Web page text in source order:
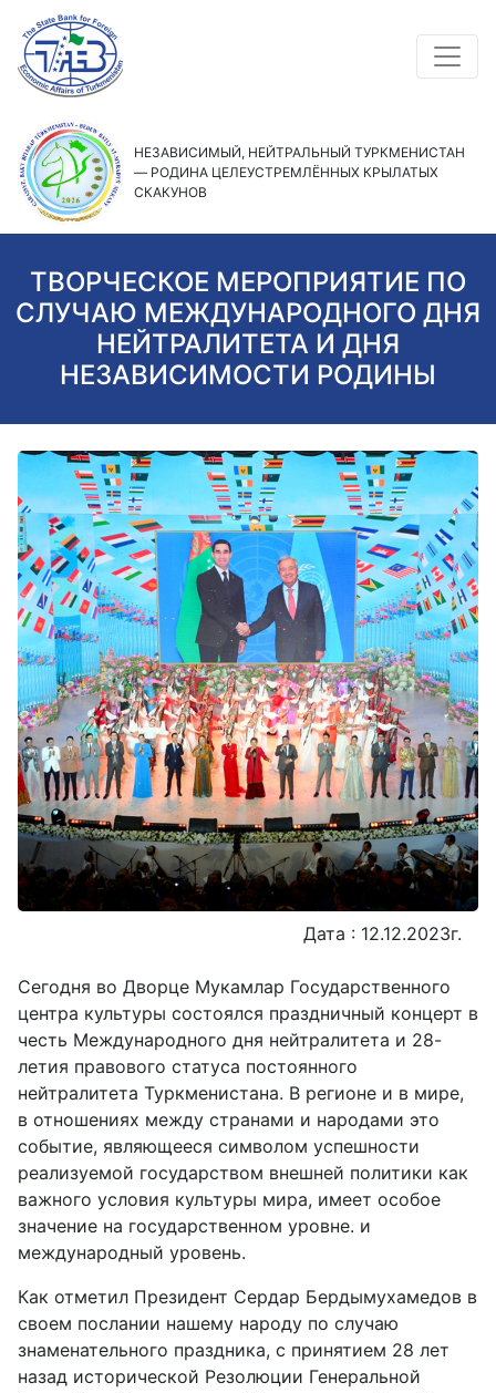
НЕЗАВИСИМЫЙ, НЕЙТРАЛЬНЫЙ ТУРКМЕНИСТАН
— РОДИНА ЦЕЛЕУСТРЕМЛЁННЫХ КРЫЛАТЫХ
СКАКУНОВ
ТВОРЧЕСКОЕ МЕРОПРИЯТИЕ ПО
СЛУЧАЮ МЕЖДУНАРОДНОГО ДНЯ
НЕЙТРАЛИТЕТА И ДНЯ
НЕЗАВИСИМОСТИ РОДИНЫ
Дата : 12.12.2023г.
Сегодня во Дворце Мукамлар Государственного
центра культуры состоялся праздничный концерт в
честь Международного дня нейтралитета и 28-
летия правового статуса постоянного
нейтралитета Туркменистана. В регионе и в мире,
в отношениях между странами и народами это
событие, являющееся символом успешности
реализуемой государством внешней политики как
важного условия культуры мира, имеет особое
значение на государственном уровне. и
международный уровень.
Как отметил Президент Сердар Бердымухамедов в
своем послании нашему народу по случаю
знаменательного праздника, с принятием 28 лет
назад исторической Резолюции Генеральной